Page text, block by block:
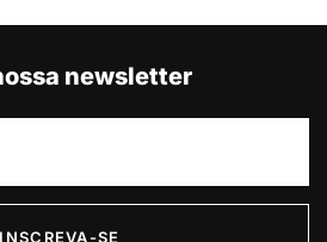
newsletter
INSCREVA-SE